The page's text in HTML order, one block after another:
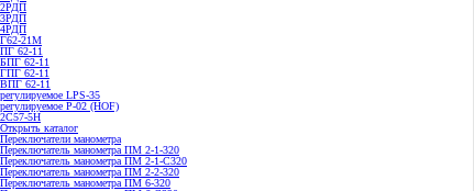
2РДП
3РДП
4РДП
Г62-21М
ПГ 62-11
БПГ 62-11
ГПГ 62-11
ВПГ 62-11
регулируемое LPS-35
регулируемое P-02 (HOF)
2С57-5Н
Открыть каталог
Переключатели манометра
Переключатель манометра ПМ 2-1-320
Переключатель манометра ПМ 2-1-С320
Переключатель манометра ПМ 2-2-320
Переключатель манометра ПМ 6-320